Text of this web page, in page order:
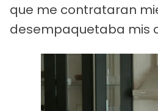
que me contrataran
desempaquetaba mis